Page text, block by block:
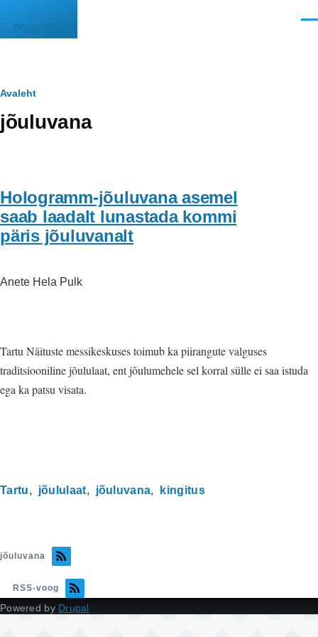
PEEGEL
Leivapuru
Avaleht
jõuluvana
Hologramm-jõuluvana asemel
saab laadalt lunastada kommi
päris jõuluvanalt
Anete Hela Pulk
Tartu Näituste messikeskuses toimub ka piirangute valguses
traditsiooniline jõululaat, ent jõulumehele sel korral sülle ei saa istuda
ega ka patsu visata.
Tartu jõululaat jõuluvana kingitus
jõuluvana
RSS-voog
Powered by Drupal